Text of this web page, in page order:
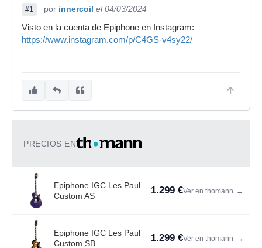
#1 por innercoil el 04/03/2024
Visto en la cuenta de Epiphone en Instagram:
https://www.instagram.com/p/C4GS-v4sy22/
PRECIOS EN
Epiphone IGC Les Paul
Custom AS
1.299 €Ver en thomann →
Epiphone IGC Les Paul
Custom SB
1.299 €Ver en thomann →